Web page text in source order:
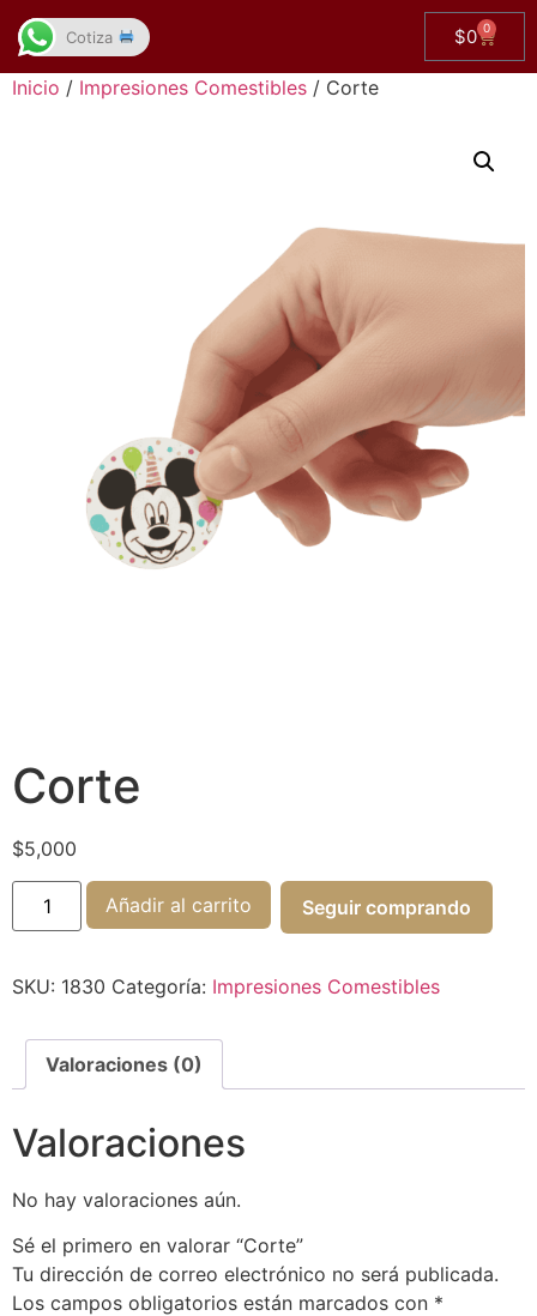
$0 0
Inicio / Impresiones Comestibles / Corte
Corte
$5,000
Añadir al carrito Seguir comprando
SKU: 1830 Categoría: Impresiones Comestibles
Valoraciones (0)
Valoraciones
No hay valoraciones aún.
Sé el primero en valorar “Corte”
Tu dirección de correo electrónico no será publicada.
Los campos obligatorios están marcados con *
Cotiza